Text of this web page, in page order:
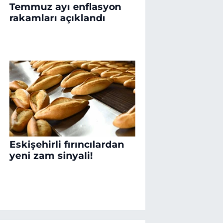
Temmuz ayı enflasyon
rakamları açıklandı
Eskişehirli fırıncılardan
yeni zam sinyali!